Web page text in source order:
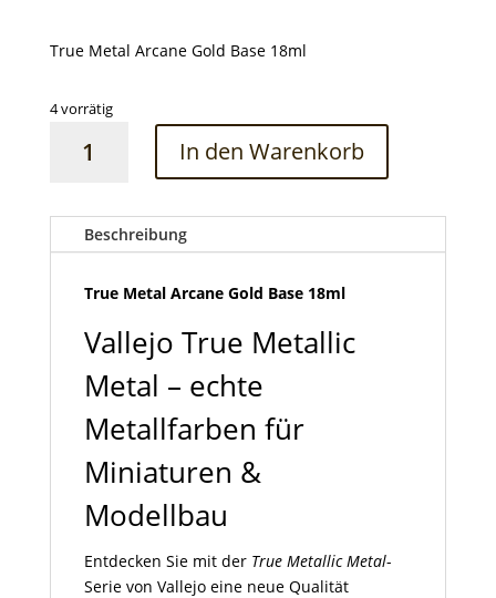
True Metal Arcane Gold Base 18ml
4 vorrätig
Metal
18ml
Menge
In den Warenkorb
Beschreibung
True Metal Arcane Gold Base 18ml
Vallejo True Metallic
Metal – echte
Metallfarben für
Miniaturen &
Modellbau
Entdecken Sie mit der True Metallic Metal-
Serie von Vallejo eine neue Qualität